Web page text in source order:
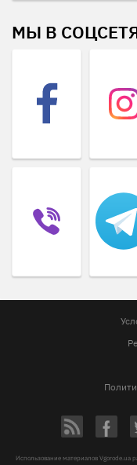
МЫ В
Использование материалов Vgorode.ua